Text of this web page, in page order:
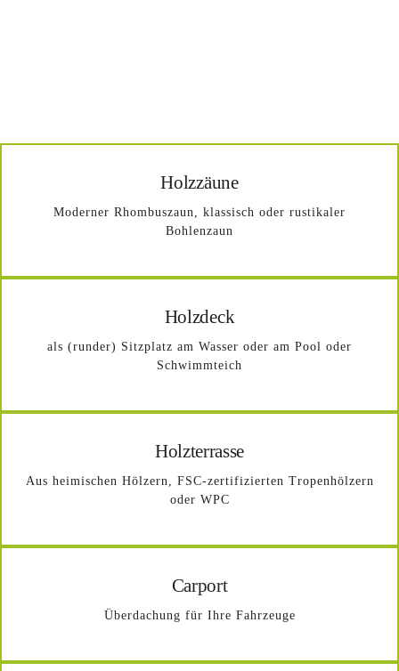
Holzzäune
Moderner Rhombuszaun, klassisch oder rustikaler
Bohlenzaun
Holzdeck
als (runder) Sitzplatz am Wasser oder am Pool oder
Schwimmteich
Holzterrasse
Aus heimischen Hölzern, FSC-zertifizierten Tropenhölzern
oder WPC
Carport
Überdachung für Ihre Fahrzeuge